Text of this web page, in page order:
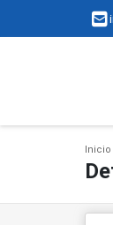
Inicio